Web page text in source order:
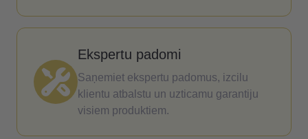
Ekspertu padomi
Saņemiet ekspertu padomus, izcilu
klientu atbalstu un uzticamu garantiju
visiem produktiem.